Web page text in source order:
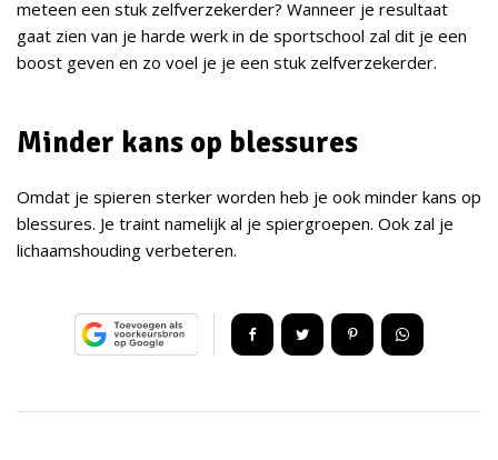
meteen een stuk zelfverzekerder? Wanneer je resultaat
gaat zien van je harde werk in de sportschool zal dit je een
boost geven en zo voel je je een stuk zelfverzekerder.
Minder kans op blessures
Omdat je spieren sterker worden heb je ook minder kans op
blessures. Je traint namelijk al je spiergroepen. Ook zal je
lichaamshouding verbeteren.